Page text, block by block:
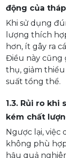
động của tháp
Khi sử dụng
lượng thích
hơn, ít gây ra
Điều này cũng
thụ, giảm thiểu
suất tổng thể.
1.3. Rủi ro khi
kém chất
Ngược lại,
không phù
hậu quả